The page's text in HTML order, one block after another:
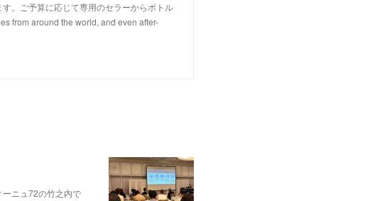
。ご予算に応じて専用のセラーからボトル
from around the world, and even after-
ニュ72の竹之内で